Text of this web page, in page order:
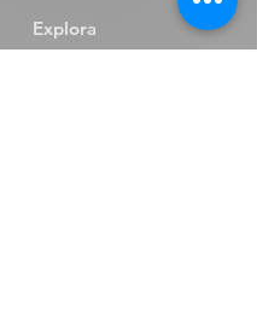
Explora